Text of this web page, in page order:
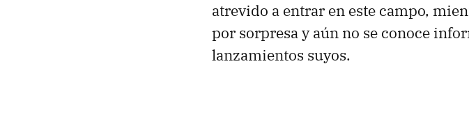
atrevido a entrar en este campo,
por sorpresa y aún no se conoce
lanzamientos suyos.